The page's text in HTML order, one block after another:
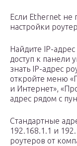
Если Ethernet не
настройки
Найдите IP-
доступ к панели
знать IP-адрес
откройте меню
и Интернет»,
адрес рядом с
Стандартные
192.168.1.1 и
роутеров от